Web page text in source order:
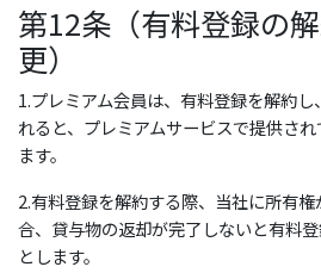
第12条（有料登録の
更）
1.プレミアム会員は、有料登録を解約
れると、プレミアムサービスで提供さ
ます。
2.有料登録を解約する際、当社に所有
合、貸与物の返却が完了しないと有料
とします。